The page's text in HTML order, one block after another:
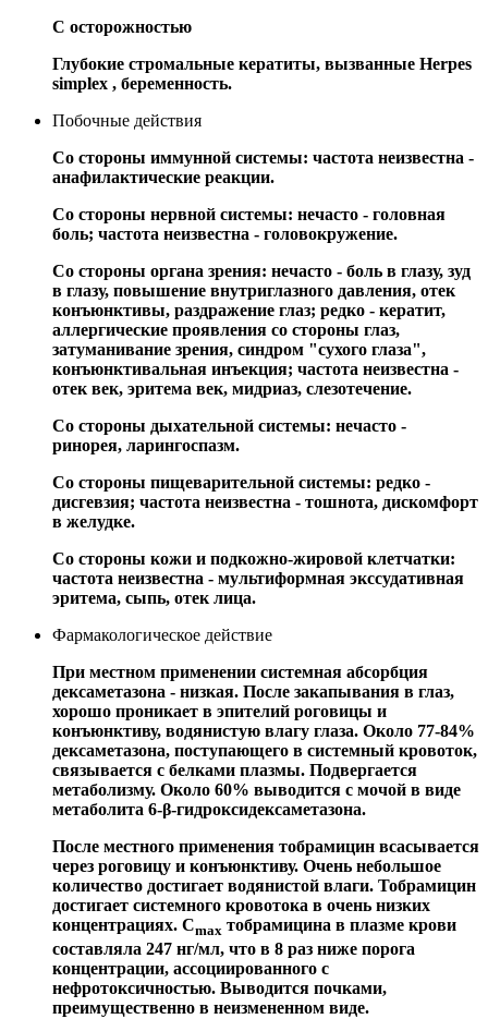
С осторожностью
Глубокие стромальные кератиты, вызванные Herpes
simplex , беременность.
Побочные действия
Со стороны иммунной системы: частота неизвестна -
анафилактические реакции.
Со стороны нервной системы: нечасто - головная
боль; частота неизвестна - головокружение.
Со стороны органа зрения: нечасто - боль в глазу, зуд
в глазу, повышение внутриглазного давления, отек
конъюнктивы, раздражение глаз; редко - кератит,
аллергические проявления со стороны глаз,
затуманивание зрения, синдром "сухого глаза",
конъюнктивальная инъекция; частота неизвестна -
отек век, эритема век, мидриаз, слезотечение.
Со стороны дыхательной системы: нечасто -
ринорея, ларингоспазм.
Со стороны пищеварительной системы: редко -
дисгевзия; частота неизвестна - тошнота, дискомфорт
в желудке.
Со стороны кожи и подкожно-жировой клетчатки:
частота неизвестна - мультиформная экссудативная
эритема, сыпь, отек лица.
Фармакологическое действие
При местном применении системная абсорбция
дексаметазона - низкая. После закапывания в глаз,
хорошо проникает в эпителий роговицы и
конъюнктиву, водянистую влагу глаза. Около 77-84%
дексаметазона, поступающего в системный кровоток,
связывается с белками плазмы. Подвергается
метаболизму. Около 60% выводится с мочой в виде
метаболита 6-β-гидроксидексаметазона.
После местного применения тобрамицин всасывается
через роговицу и конъюнктиву. Очень небольшое
количество достигает водянистой влаги. Тобрамицин
достигает системного кровотока в очень низких
концентрациях. Сmах тобрамицина в плазме крови
составляла 247 нг/мл, что в 8 раз ниже порога
концентрации, ассоциированного с
нефротоксичностью. Выводится почками,
преимущественно в неизмененном виде.